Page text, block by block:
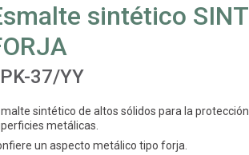
sintético
37/YY
sintético de altos sólidos para la
metálicas.
un aspecto metálico tipo forja.